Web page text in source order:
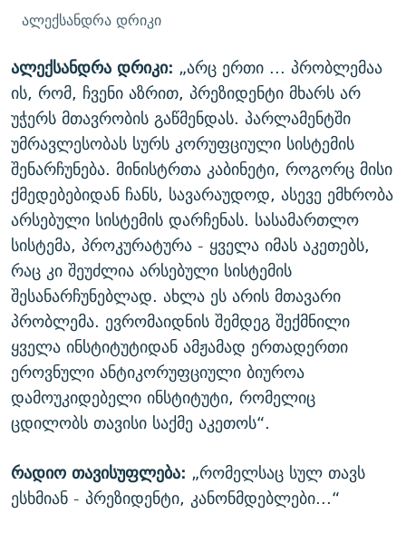
ალექსანდრა დრიკი
ალექსანდრა დრიკი: „არც ერთი ... პრობლემაა
ის, რომ, ჩვენი აზრით, პრეზიდენტი მხარს არ
უჭერს მთავრობის გაწმენდას. პარლამენტში
უმრავლესობას სურს კორუფციული სისტემის
შენარჩუნება. მინისტრთა კაბინეტი, როგორც მისი
ქმედებებიდან ჩანს, სავარაუდოდ, ასევე ემხრობა
არსებული სისტემის დარჩენას. სასამართლო
სისტემა, პროკურატურა - ყველა იმას აკეთებს,
რაც კი შეუძლია არსებული სისტემის
შესანარჩუნებლად. ახლა ეს არის მთავარი
პრობლემა. ევრომაიდნის შემდეგ შექმნილი
ყველა ინსტიტუტიდან ამჟამად ერთადერთი
ეროვნული ანტიკორუფციული ბიუროა
დამოუკიდებელი ინსტიტუტი, რომელიც
ცდილობს თავისი საქმე აკეთოს“.
რადიო თავისუფლება: „რომელსაც სულ თავს
ესხმიან - პრეზიდენტი, კანონმდებლები...“